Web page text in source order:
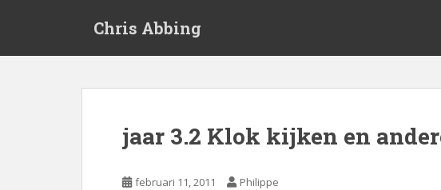
Chris Abbing
jaar 3.2 Klok kijken en
februari 11, 2011 Philippe